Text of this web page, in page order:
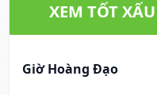
XEM TỐT
Giờ Hoàng Đạo